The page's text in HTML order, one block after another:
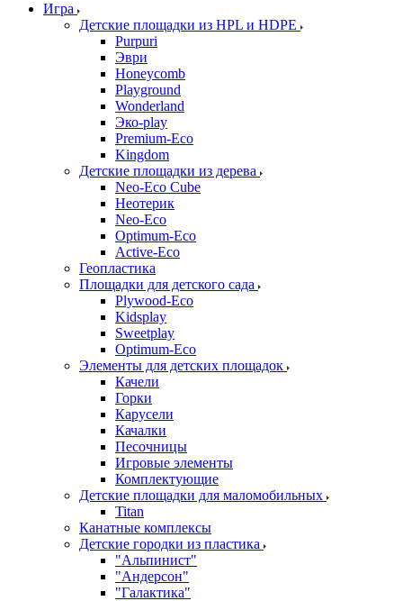
Игра
Детские площадки из HPL и HDPE
Purpuri
Эври
Honeycomb
Playground
Wonderland
Эко-play
Premium-Eco
Kingdom
Детские площадки из дерева
Neo-Eco Cube
Неотерик
Neo-Eco
Оptimum-Еco
Active-Eco
Геопластика
Площадки для детского сада
Plywood-Eco
Kidsplay
Sweetplay
Оptimum-Еco
Элементы для детских площадок
Качели
Горки
Карусели
Качалки
Песочницы
Игровые элементы
Комплектующие
Детские площадки для маломобильных
Titan
Канатные комплексы
Детские городки из пластика
"Альпинист"
"Андерсон"
"Галактика"